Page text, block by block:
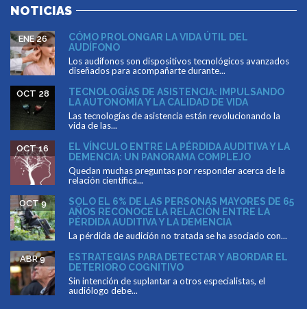
NOTICIAS
CÓMO PROLONGAR LA VIDA ÚTIL DEL
AUDÍFONO
ENE 26
Los audífonos son dispositivos tecnológicos avanzados
diseñados para acompañarte durante...
TECNOLOGÍAS DE ASISTENCIA: IMPULSANDO
LA AUTONOMÍA Y LA CALIDAD DE VIDA
OCT 28
Las tecnologías de asistencia están revolucionando la
vida de las...
EL VÍNCULO ENTRE LA PÉRDIDA AUDITIVA Y LA
DEMENCIA: UN PANORAMA COMPLEJO
OCT 16
Quedan muchas preguntas por responder acerca de la
relación científica...
SOLO EL 6% DE LAS PERSONAS MAYORES DE 65
AÑOS RECONOCE LA RELACIÓN ENTRE LA
PÉRDIDA AUDITIVA Y LA DEMENCIA
OCT 9
La pérdida de audición no tratada se ha asociado con...
ESTRATEGIAS PARA DETECTAR Y ABORDAR EL
DETERIORO COGNITIVO
ABR 9
Sin intención de suplantar a otros especialistas, el
audiólogo debe...